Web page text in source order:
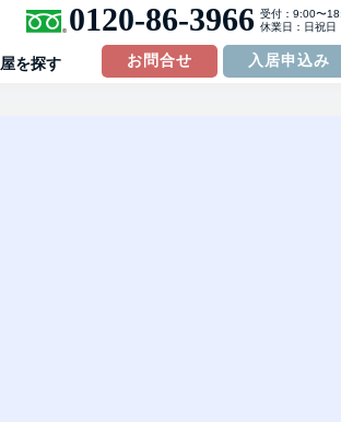
0120-86-3966 受付：9:00〜
休業日：日祝日
を探す お問合せ 入居申込み